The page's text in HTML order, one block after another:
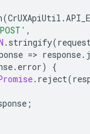
(CrUXApiUtil .
,
. stringify(
=> response.
. error)
{
. reject(
;